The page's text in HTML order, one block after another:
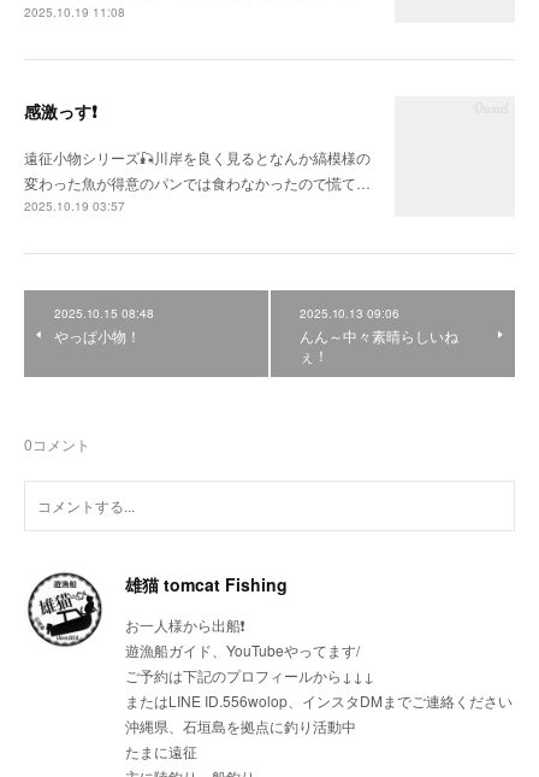
2025.10.19 11:08
感激っす❗
遠征小物シリーズ🎣川岸を良く見るとなんか縞模様の
変わった魚が得意のパンでは食わなかったので慌て…
2025.10.19 03:57
2025.10.15 08:48
やっぱ小物！
2025.10.13 09:06
んん～中々素晴らしいね
ぇ！
0コメント
雄猫 tomcat Fishing
お一人様から出船❗
遊漁船ガイド、YouTubeやってます/
ご予約は下記のプロフィールから↓↓↓
またはLINE ID.556wolop、インスタDMまでご連絡ください
沖縄県、石垣島を拠点に釣り活動中
たまに遠征